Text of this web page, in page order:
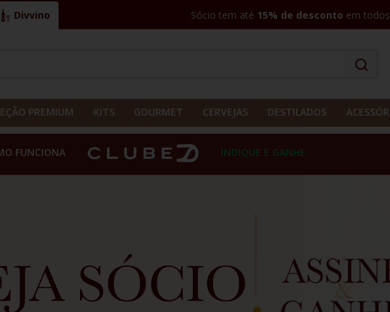
Divvino Sócio tem até 15% de desconto em
PREMIUM KITS GOURMET CERVEJAS DESTILADOS
FUNCIONA INDIQUE E GANHE